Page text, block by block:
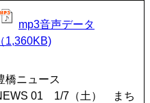
mp3音声データ
（1,360KB)
橋ニュース
01 1/7（土） まち